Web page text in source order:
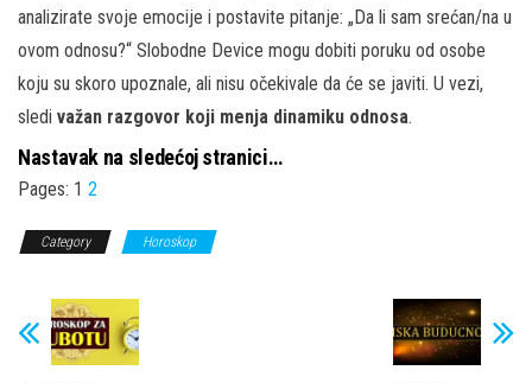
analizirate svoje emocije i postavite pitanje: „Da li sam srećan/na u
ovom odnosu?“ Slobodne Device mogu dobiti poruku od osobe
koju su skoro upoznale, ali nisu očekivale da će se javiti. U vezi,
sledi važan razgovor koji menja dinamiku odnosa.
Nastavak na sledećoj stranici…
Pages: 1 2
Category Horoskop